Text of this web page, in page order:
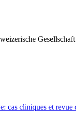
cas cliniques et revue